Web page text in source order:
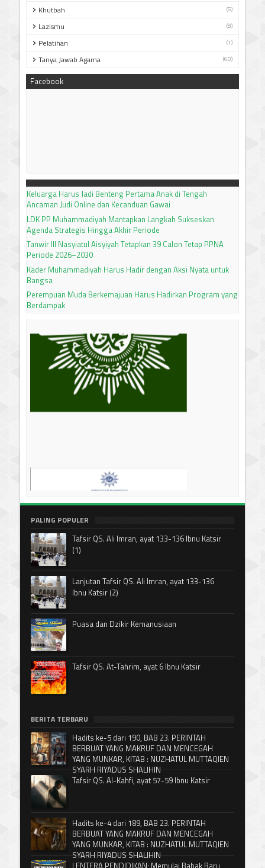
Khutbah (5)
Lazismu (8)
Pelatihan (1)
Tanya Jawab Agama (60)
Facebook
Keluarga Harus Jadi Benteng Pertama Anak di Tengah
Ancaman Judi Online dan Kecanduan Gawai
LDK PP Muhammadiyah Mantapkan Langkah Sukseskan
Agenda Strategis Hingga Akhir Periode
Tanwir III Nasyiatul Aisyiyah Tetapkan 39 Calon Tetap PPNA
Periode 2026–2030
Kader Muhammadiyah Harus Hadir dengan Aksi Nyata untuk
Bangsa
Perempuan Muda Berkemajuan Harus Hadirkan Program yang
Berdampak
PALING POPULER
Tafsir QS. Ali Imran, ayat 133-136 Ibnu Katsir
(1)
Lanjutan Tafsir QS. Ali Imran, ayat 133-136
Ibnu Katsir (2)
Puasa dan Dzikir Kemanusiaan
Tafsir QS. At-Tahrim, ayat 6 Ibnu Katsir
BERITA TERBARU
Hadits ke-5 dari 190, BAB 23. PERINTAH
BERBUAT YANG MAKRUF DAN MENCEGAH
YANG MUNKAR, KITAB : NUZHATUL MUTTAQIEN
SYARH RIYADUS SHALIHIN
Tafsir QS. Al-Kahfi, ayat 57-59 Ibnu Katsir
Hadits ke-4 dari 189, BAB 23. PERINTAH
BERBUAT YANG MAKRUF DAN MENCEGAH
YANG MUNKAR, KITAB : NUZHATUL MUTTAQIEN
SYARH RIYADUS SHALIHIN
LENTERA PENDIDIKAN; Memulai Babak Baru